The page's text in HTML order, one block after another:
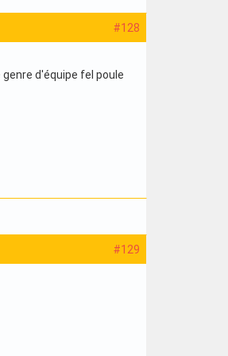
#128
genre d'équipe fel poule
#129